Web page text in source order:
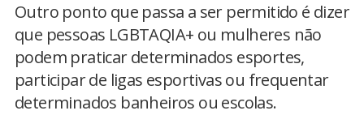
Outro ponto que passa a ser permitido é dizer
que pessoas LGBTAQIA+ ou mulheres não
podem praticar determinados esportes,
participar de ligas esportivas ou frequentar
determinados banheiros ou escolas.